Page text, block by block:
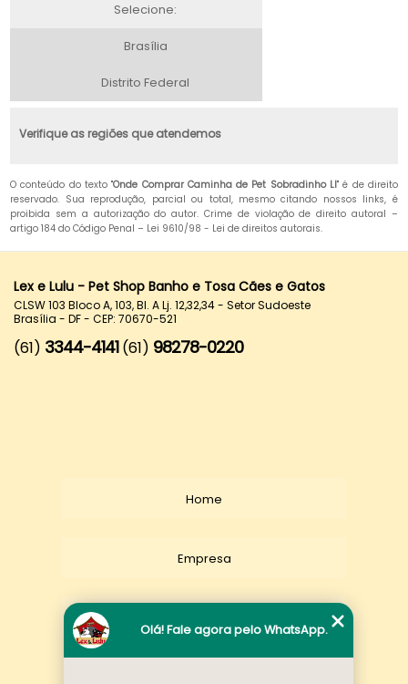
Selecione:
Brasília
Distrito Federal
Verifique as regiões que atendemos
O conteúdo do texto "Onde Comprar Caminha de Pet Sobradinho Ll" é de direito
reservado. Sua reprodução, parcial ou total, mesmo citando nossos links, é
proibida sem a autorização do autor. Crime de violação de direito autoral –
artigo 184 do Código Penal – Lei 9610/98 - Lei de direitos autorais.
Lex e Lulu - Pet Shop Banho e Tosa Cães e Gatos
CLSW 103 Bloco A, 103, Bl. A Lj. 12,32,34 - Setor Sudoeste
Brasília - DF - CEP: 70670-521
(61) 3344-4141 (61) 98278-0220
Home
Empresa
Olá! Fale agora pelo WhatsApp.